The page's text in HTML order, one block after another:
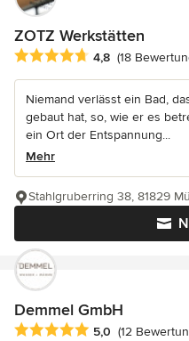
ZOTZ Werkstätten
Durchschnittliche
4,8 (18
Niemand verlässt ein Bad,
gebaut hat, so, wie er es
ein Ort der Entspannung...
Mehr
Stahlgruberring 38, 81829
Demmel GmbH
Durchschnittliche
5,0 (12